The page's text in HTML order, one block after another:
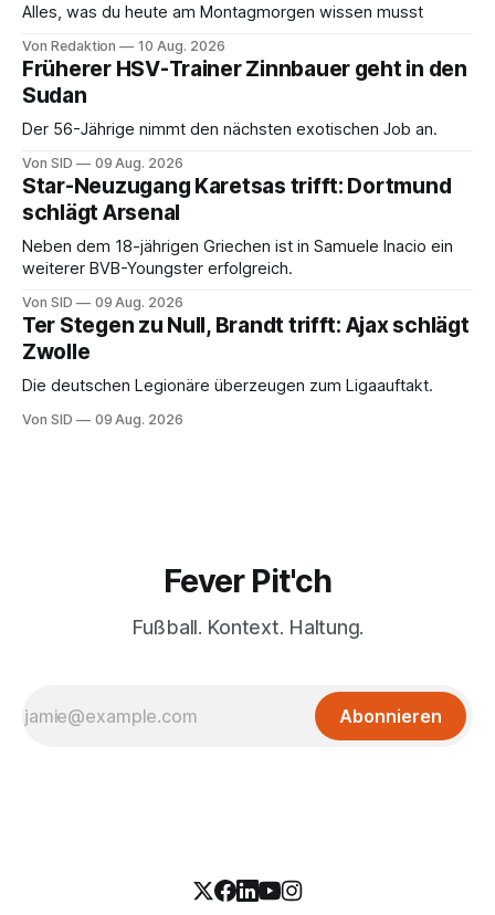
Alles, was du heute am Montagmorgen wissen musst
Von Redaktion 10 Aug. 2026
Früherer HSV-Trainer Zinnbauer geht in den
Sudan
Der 56-Jährige nimmt den nächsten exotischen Job an.
Von SID 09 Aug. 2026
Star-Neuzugang Karetsas trifft: Dortmund
schlägt Arsenal
Neben dem 18-jährigen Griechen ist in Samuele Inacio ein
weiterer BVB-Youngster erfolgreich.
Von SID 09 Aug. 2026
Ter Stegen zu Null, Brandt trifft: Ajax schlägt
Zwolle
Die deutschen Legionäre überzeugen zum Ligaauftakt.
Von SID 09 Aug. 2026
Fever Pit'ch
Fußball. Kontext. Haltung.
Abonnieren